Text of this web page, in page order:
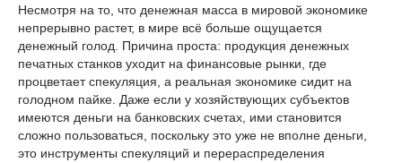
Несмотря на то, что денежная масса в мировой экономике
непрерывно растет, в мире всё больше ощущается
денежный голод. Причина проста: продукция денежных
печатных станков уходит на финансовые рынки, где
процветает спекуляция, а реальная экономике сидит на
голодном пайке. Даже если у хозяйствующих субъектов
имеются деньги на банковских счетах, ими становится
сложно пользоваться, поскольку это уже не вполне деньги,
это инструменты спекуляций и перераспределения